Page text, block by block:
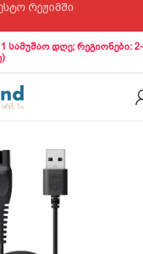
რეჟიმში
დღე; რეგიონები: 2-